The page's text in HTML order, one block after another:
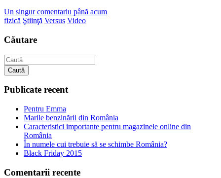
Un singur comentariu până acum
fizică Ştiinţă Versus Video
Căutare
Caută
Publicate recent
Pentru Emma
Marile benzinării din România
Caracteristici importante pentru magazinele online din
România
În numele cui trebuie să se schimbe România?
Black Friday 2015
Comentarii recente